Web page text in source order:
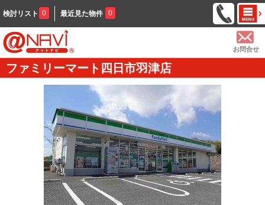
検討リスト 0 最近見た物件 0
お問合せ
ファミリーマート四日市羽津店